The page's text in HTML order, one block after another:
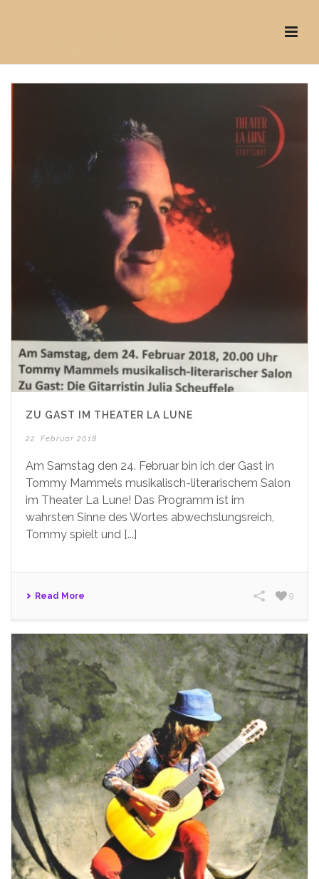
ZU GAST IM THEATER LA LUNE
22. Februar 2018
Am Samstag den 24. Februar bin ich der Gast in
Tommy Mammels musikalisch-literarischem Salon
im Theater La Lune! Das Programm ist im
wahrsten Sinne des Wortes abwechslungsreich,
Tommy spielt und [...]
Read More 9